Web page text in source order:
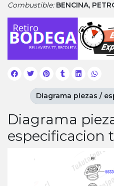
Combustible: BENCINA,
Diagrama
especificacion
Diagrama piezas /